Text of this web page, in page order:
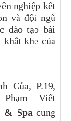
nghiệp kết
và đội ngũ
đào tạo bài
khắt khe của
Của, P.19,
Viết
& Spacung